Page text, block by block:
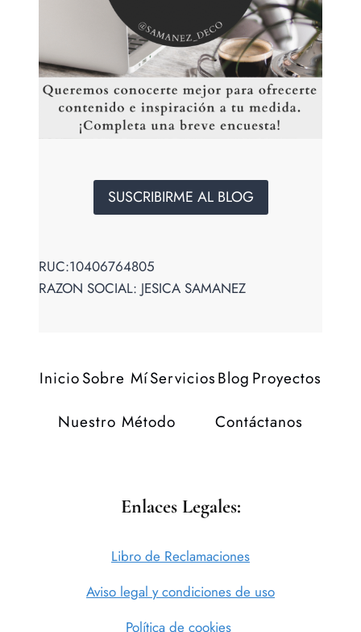
SUSCRIBIRME AL BLOG
RUC:10406764805
RAZON SOCIAL: JESICA SAMANEZ
InicioSobre MíServiciosBlog Proyectos
Nuestro Método
Contáctanos
Enlaces Legales:
Libro de Reclamaciones
Aviso legal y condiciones de uso
Política de cookies